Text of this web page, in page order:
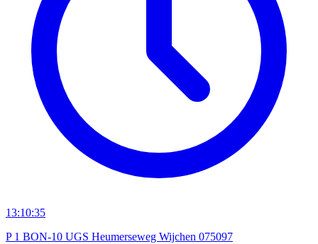
13:10:35
P 1 BON-10 UGS Heumerseweg Wijchen 075097